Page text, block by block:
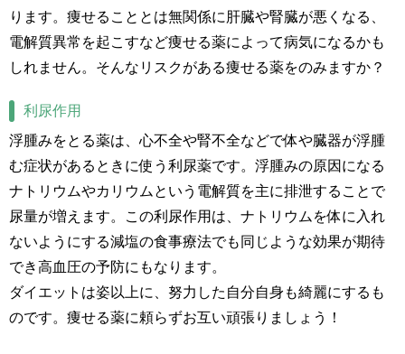
ります。痩せることとは無関係に肝臓や腎臓が悪くなる、
電解質異常を起こすなど痩せる薬によって病気になるかも
しれません。そんなリスクがある痩せる薬をのみますか？
利尿作用
浮腫みをとる薬は、心不全や腎不全などで体や臓器が浮腫
む症状があるときに使う利尿薬です。浮腫みの原因になる
ナトリウムやカリウムという電解質を主に排泄することで
尿量が増えます。この利尿作用は、ナトリウムを体に入れ
ないようにする減塩の食事療法でも同じような効果が期待
でき高血圧の予防にもなります。
ダイエットは姿以上に、努力した自分自身も綺麗にするも
のです。痩せる薬に頼らずお互い頑張りましょう！